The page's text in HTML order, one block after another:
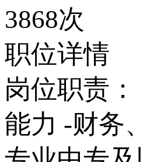
3868次
职位详情
岗位职责：
能力 -财务